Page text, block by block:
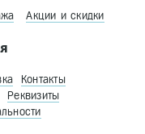
Акции и скидки
Контакты
Реквизиты